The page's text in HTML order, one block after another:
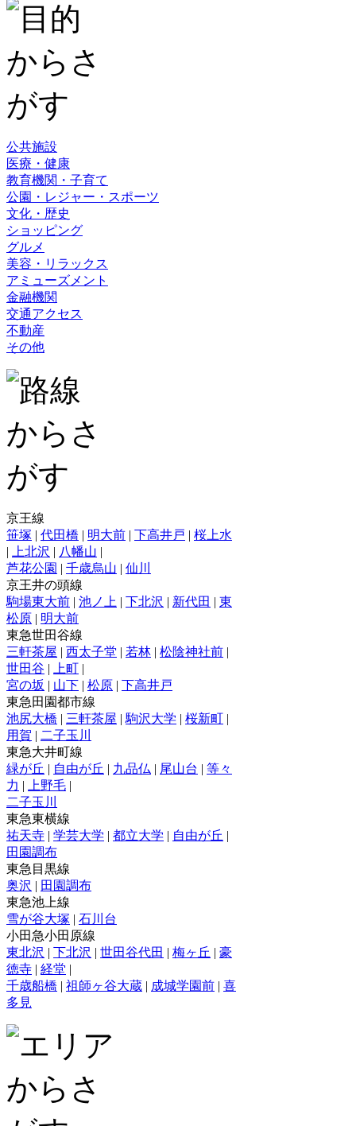
公共施設
医療・健康
教育機関・子育て
公園・レジャー・スポーツ
文化・歴史
ショッピング
グルメ
美容・リラックス
アミューズメント
金融機関
交通アクセス
不動産
その他
京王線
笹塚 | 代田橋 | 明大前 | 下高井戸 | 桜上水
|
上北沢 | 八幡山 |
芦花公園 | 千歳烏山 | 仙川
京王井の頭線
駒場東大前 | 池ノ上 | 下北沢 | 新代田 | 東
松原 | 明大前
東急世田谷線
三軒茶屋 | 西太子堂 | 若林 | 松陰神社前 |
世田谷 | 上町 |
宮の坂 | 山下 | 松原 | 下高井戸
東急田園都市線
池尻大橋 | 三軒茶屋 | 駒沢大学 | 桜新町 |
用賀 | 二子玉川
東急大井町線
緑が丘 | 自由が丘 | 九品仏 | 尾山台 | 等々
力 | 上野毛 |
二子玉川
東急東横線
祐天寺 | 学芸大学 | 都立大学 | 自由が丘 |
田園調布
東急目黒線
奥沢 | 田園調布
東急池上線
雪が谷大塚 | 石川台
小田急小田原線
東北沢 | 下北沢 | 世田谷代田 | 梅ヶ丘 | 豪
徳寺 | 経堂 |
千歳船橋 | 祖師ヶ谷大蔵 | 成城学園前 | 喜
多見